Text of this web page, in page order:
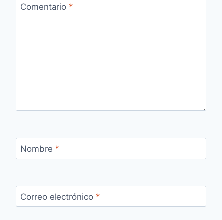
Comentario *
Nombre *
Correo electrónico *